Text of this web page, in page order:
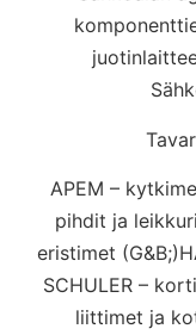
APEM –
pihdit ja
eristimet
SCHULER –
liittimet ja